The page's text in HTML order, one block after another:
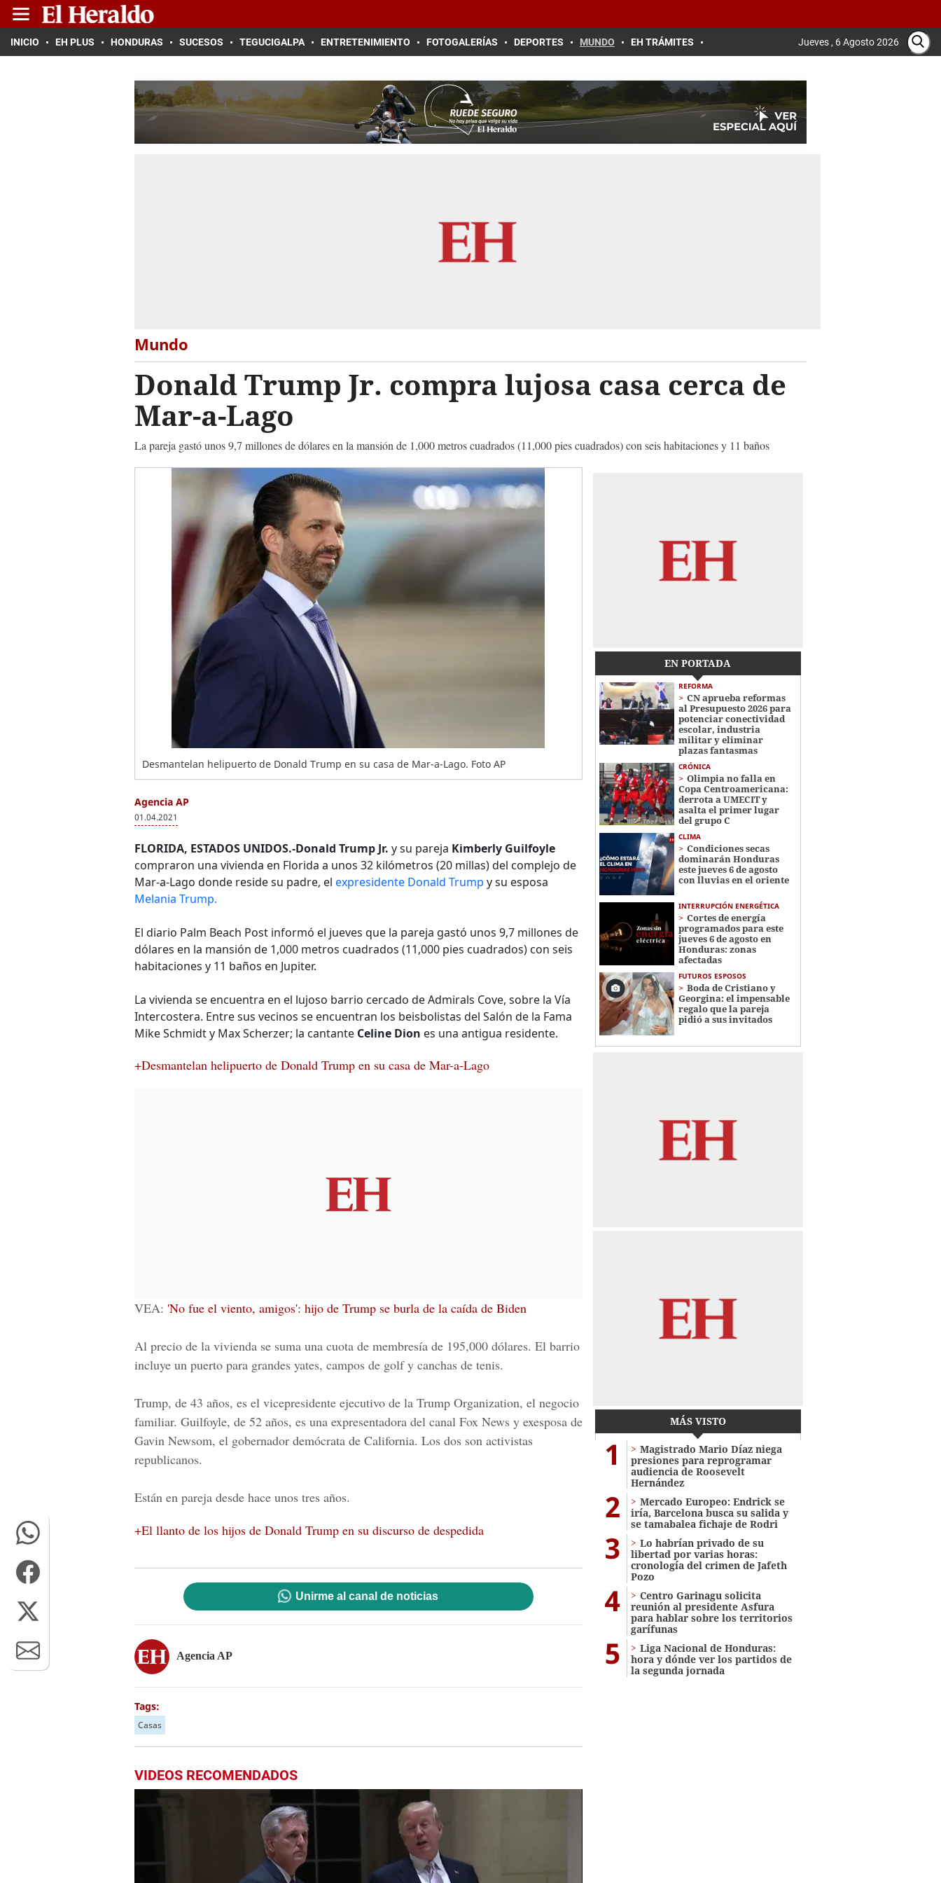
INICIO EH PLUS HONDURAS SUCESOS TEGUCIGALPA ENTRETENIMIENTO FOTOGALERÍAS DEPORTES MUNDO EH TRÁMITES Jueves , 6 Agosto 2026
Mundo
Donald Trump Jr. compra lujosa casa cerca de
Mar-a-Lago
La pareja gastó unos 9,7 millones de dólares en la mansión de 1,000 metros cuadrados (11,000 pies cuadrados) con seis habitaciones y 11 baños
Desmantelan helipuerto de Donald Trump en su casa de Mar-a-Lago. Foto AP
Agencia AP
01.04.2021
FLORIDA, ESTADOS UNIDOS.-Donald Trump Jr. y su pareja Kimberly Guilfoyle
compraron una vivienda en Florida a unos 32 kilómetros (20 millas) del complejo de
Mar-a-Lago donde reside su padre, el expresidente Donald Trump y su esposa
Melania Trump.
El diario Palm Beach Post informó el jueves que la pareja gastó unos 9,7 millones de
dólares en la mansión de 1,000 metros cuadrados (11,000 pies cuadrados) con seis
habitaciones y 11 baños en Jupiter.
La vivienda se encuentra en el lujoso barrio cercado de Admirals Cove, sobre la Vía
Intercostera. Entre sus vecinos se encuentran los beisbolistas del Salón de la Fama
Mike Schmidt y Max Scherzer; la cantante Celine Dion es una antigua residente.
+Desmantelan helipuerto de Donald Trump en su casa de Mar-a-Lago
VEA: 'No fue el viento, amigos': hijo de Trump se burla de la caída de Biden
Al precio de la vivienda se suma una cuota de membresía de 195,000 dólares. El barrio
incluye un puerto para grandes yates, campos de golf y canchas de tenis.
Trump, de 43 años, es el vicepresidente ejecutivo de la Trump Organization, el negocio
familiar. Guilfoyle, de 52 años, es una expresentadora del canal Fox News y exesposa de
Gavin Newsom, el gobernador demócrata de California. Los dos son activistas
republicanos.
Están en pareja desde hace unos tres años.
+El llanto de los hijos de Donald Trump en su discurso de despedida
Unirme al canal de noticias
Agencia AP
Tags:
Casas
VIDEOS RECOMENDADOS
EN PORTADA
REFORMA
CN aprueba reformas
al Presupuesto 2026 para
potenciar conectividad
escolar, industria
militar y eliminar
plazas fantasmas
CRÓNICA
Olimpia no falla en
Copa Centroamericana:
derrota a UMECIT y
asalta el primer lugar
del grupo C
CLIMA
Condiciones secas
dominarán Honduras
este jueves 6 de agosto
con lluvias en el oriente
INTERRUPCIÓN ENERGÉTICA
Cortes de energía
programados para este
jueves 6 de agosto en
Honduras: zonas
afectadas
FUTUROS ESPOSOS
Boda de Cristiano y
Georgina: el impensable
regalo que la pareja
pidió a sus invitados
MÁS VISTO
1
Magistrado Mario Díaz niega
presiones para reprogramar
audiencia de Roosevelt
Hernández
2
Mercado Europeo: Endrick se
iría, Barcelona busca su salida y
se tamabalea fichaje de Rodri
3
Lo habrían privado de su
libertad por varias horas:
cronología del crimen de Jafeth
Pozo
4
Centro Garinagu solicita
reunión al presidente Asfura
para hablar sobre los territorios
garífunas
5
Liga Nacional de Honduras:
hora y dónde ver los partidos de
la segunda jornada